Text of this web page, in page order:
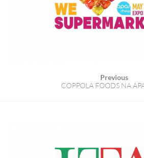
Previous
COPPOLA FOODS NA